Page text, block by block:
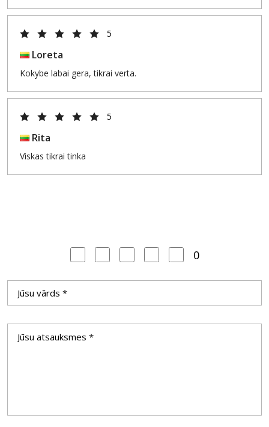
5
Loreta
Kokybe labai gera, tikrai verta.
5
Rita
Viskas tikrai tinka
0